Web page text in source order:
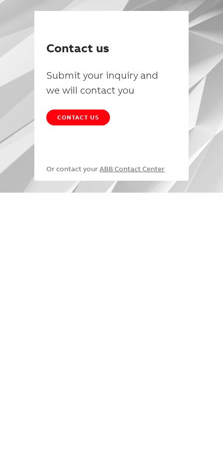
Contact us
Submit your inquiry and
we will contact you
CONTACT US
Or contact your ABB Contact Center